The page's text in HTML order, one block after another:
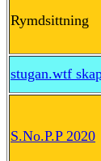
Rymdsittning
stugan.wtf
S.No.P.P 2020